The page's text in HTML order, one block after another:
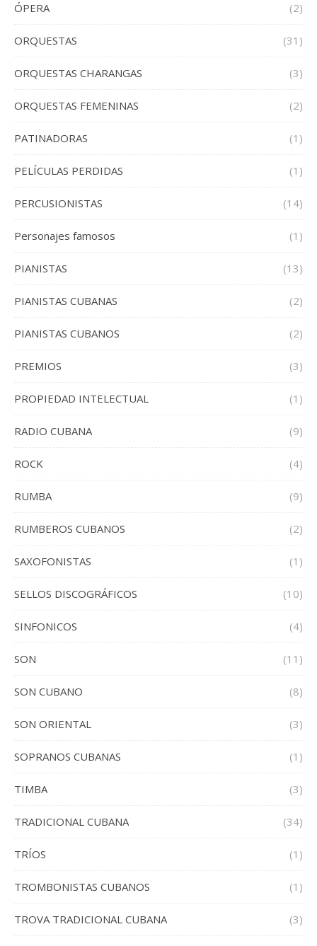
ÓPERA (2)
ORQUESTAS (31)
ORQUESTAS CHARANGAS (3)
ORQUESTAS FEMENINAS (2)
PATINADORAS (1)
PELÍCULAS PERDIDAS (1)
PERCUSIONISTAS (14)
Personajes famosos (1)
PIANISTAS (13)
PIANISTAS CUBANAS (2)
PIANISTAS CUBANOS (2)
PREMIOS (3)
PROPIEDAD INTELECTUAL (1)
RADIO CUBANA (9)
ROCK (4)
RUMBA (9)
RUMBEROS CUBANOS (2)
SAXOFONISTAS (1)
SELLOS DISCOGRÁFICOS (10)
SINFONICOS (4)
SON (11)
SON CUBANO (8)
SON ORIENTAL (3)
SOPRANOS CUBANAS (1)
TIMBA (3)
TRADICIONAL CUBANA (34)
TRÍOS (1)
TROMBONISTAS CUBANOS (1)
TROVA TRADICIONAL CUBANA (3)